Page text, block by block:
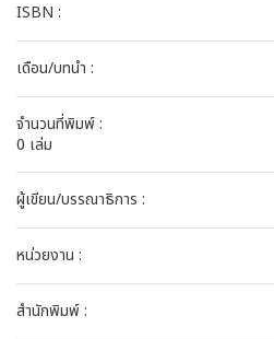
ISBN :
เดือน/บทนำ :
จำนวนที่พิมพ์ :
0 เล่ม
ผู้เขียน/บรรณาธิการ :
หน่วยงาน :
สำนักพิมพ์ :